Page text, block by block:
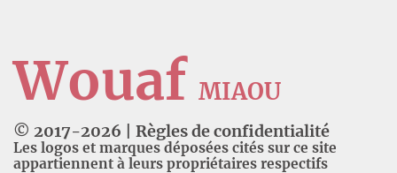
Wouaf MIAOU
© 2017-2026 Règles de confidentialité
Les logos et marques déposées cités sur ce site
appartiennent à leurs propriétaires respectifs